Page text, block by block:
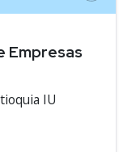
Empresas
IU